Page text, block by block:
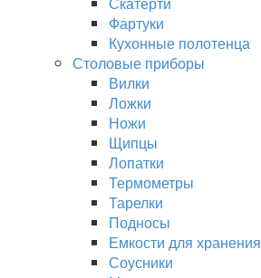
Фартуки
Кухонные полотенца
Столовые приборы
Вилки
Ложки
Ножи
Щипцы
Лопатки
Термометры
Тарелки
Подносы
Емкости для хранения
Соусники